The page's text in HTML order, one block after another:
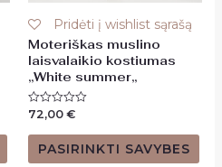
Pridėti į wishlist sąrašą
Moteriškas muslino
laisvalaikio kostiumas
,,White summer,,
Įvertinimas:
iš
72,00 €
PASIRINKTI SAVYBES